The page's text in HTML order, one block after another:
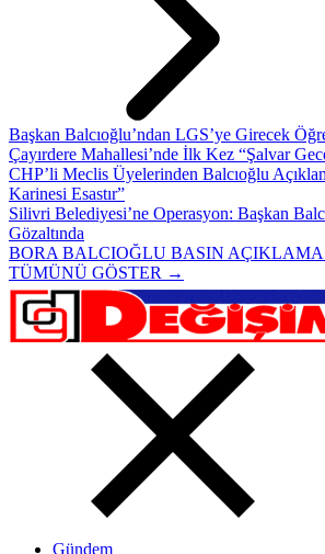
Başkan Balcıoğlu’ndan LGS’ye Girecek
Çayırdere Mahallesi’nde İlk Kez “Şalvar
CHP’li Meclis Üyelerinden Balcıoğlu
Karinesi Esastır”
Silivri Belediyesi’ne Operasyon: Başkan
Gözaltında
BORA BALCIOĞLU BASIN
TÜMÜNÜ GÖSTER →
Gündem